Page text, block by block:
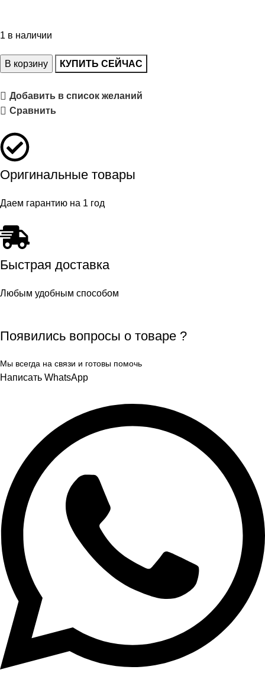
1 в наличии
В корзину КУПИТЬ СЕЙЧАС
Добавить в список желаний
Сравнить
Оригинальные товары
Даем гарантию на 1 год
Быстрая доставка
Любым удобным способом
Появились вопросы о товаре ?
Мы всегда на связи и готовы помочь
Написать WhatsApp